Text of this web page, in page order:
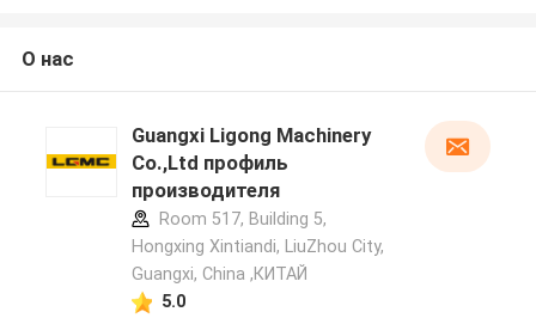
О нас
Guangxi Ligong Machinery
Co.,Ltd профиль
производителя
Room 517, Building 5,
Hongxing Xintiandi, LiuZhou City,
Guangxi, China ,КИТАЙ
5.0